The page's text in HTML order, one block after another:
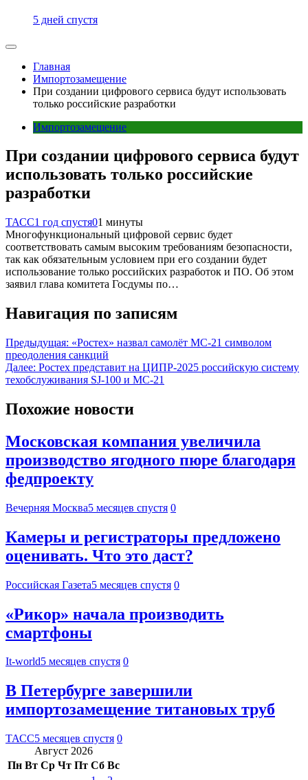
5 дней спустя
Главная
Импортозамещение
При создании цифрового сервиса будут использовать
только российские разработки
Импортозамещение
При создании цифрового сервиса будут
использовать только российские
разработки
ТАСС1 год спустя01 минуты
Многофункциональный цифровой сервис будет
соответствовать самым высоким требованиям безопасности,
так как обязательным условием при его создании будет
использование только российских разработок и ПО. Об этом
заявил глава комитета Госдумы по…
Навигация по записям
Предыдущая: «Ростех» назвал самолёт МС-21 символом
преодоления санкций
Далее: Ростех представит на ЦИПР-2025 российскую систему
техобслуживания SJ-100 и МС-21
Похожие новости
Московская компания увеличила
производство ягодного пюре благодаря
федпроекту
Вечерняя Москва5 месяцев спустя 0
Камеры и регистраторы предложено
оценивать. Что это даст?
Российская Газета5 месяцев спустя 0
«Рикор» начала производить
смартфоны
It-world5 месяцев спустя 0
В Петербурге завершили
импортозамещение титановых труб
ТАСС5 месяцев спустя 0
Август 2026
Пн Вт Ср Чт Пт Сб Вс